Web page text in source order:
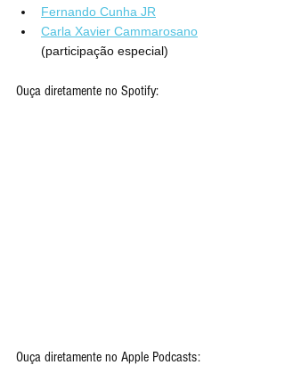
Fernando Cunha JR
Carla Xavier Cammarosano
(participação especial)
Ouça diretamente no Spotify:
Ouça diretamente no Apple Podcasts: